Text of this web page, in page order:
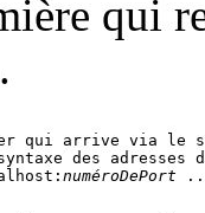
qui
qui arrive via le
des adresses
numéroDePort